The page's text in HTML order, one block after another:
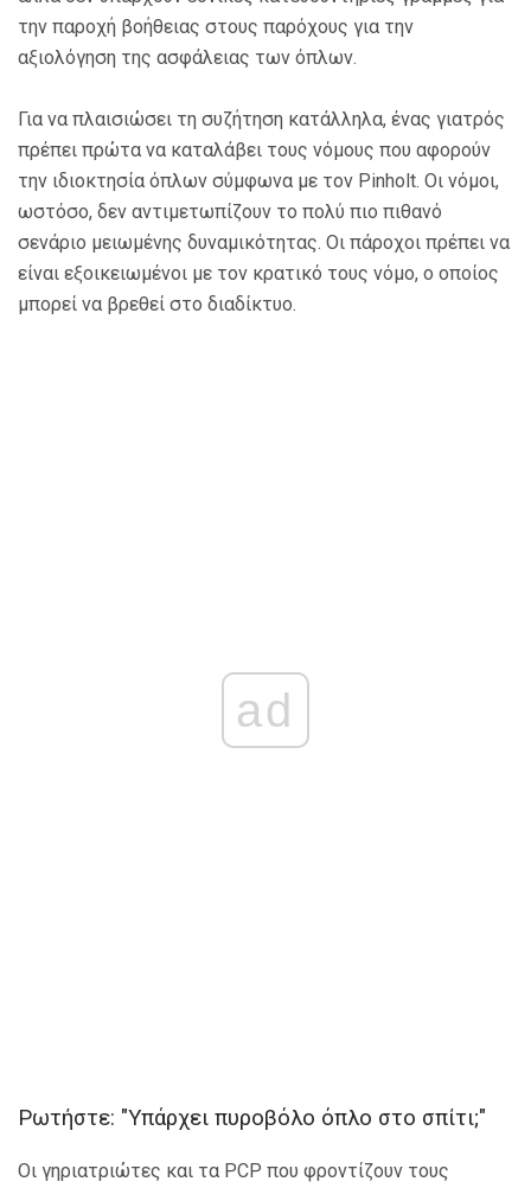
την παροχή βοήθειας στους παρόχους για την
αξιολόγηση της ασφάλειας των όπλων.
Για να πλαισιώσει τη συζήτηση κατάλληλα, ένας γιατρός
πρέπει πρώτα να καταλάβει τους νόμους που αφορούν
την ιδιοκτησία όπλων σύμφωνα με τον Pinholt. Οι νόμοι,
ωστόσο, δεν αντιμετωπίζουν το πολύ πιο πιθανό
σενάριο μειωμένης δυναμικότητας. Οι πάροχοι πρέπει να
είναι εξοικειωμένοι με τον κρατικό τους νόμο, ο οποίος
μπορεί να βρεθεί στο διαδίκτυο.
ad
Ρωτήστε: "Υπάρχει πυροβόλο όπλο στο σπίτι;"
Οι γηριατριώτες και τα PCP που φροντίζουν τους